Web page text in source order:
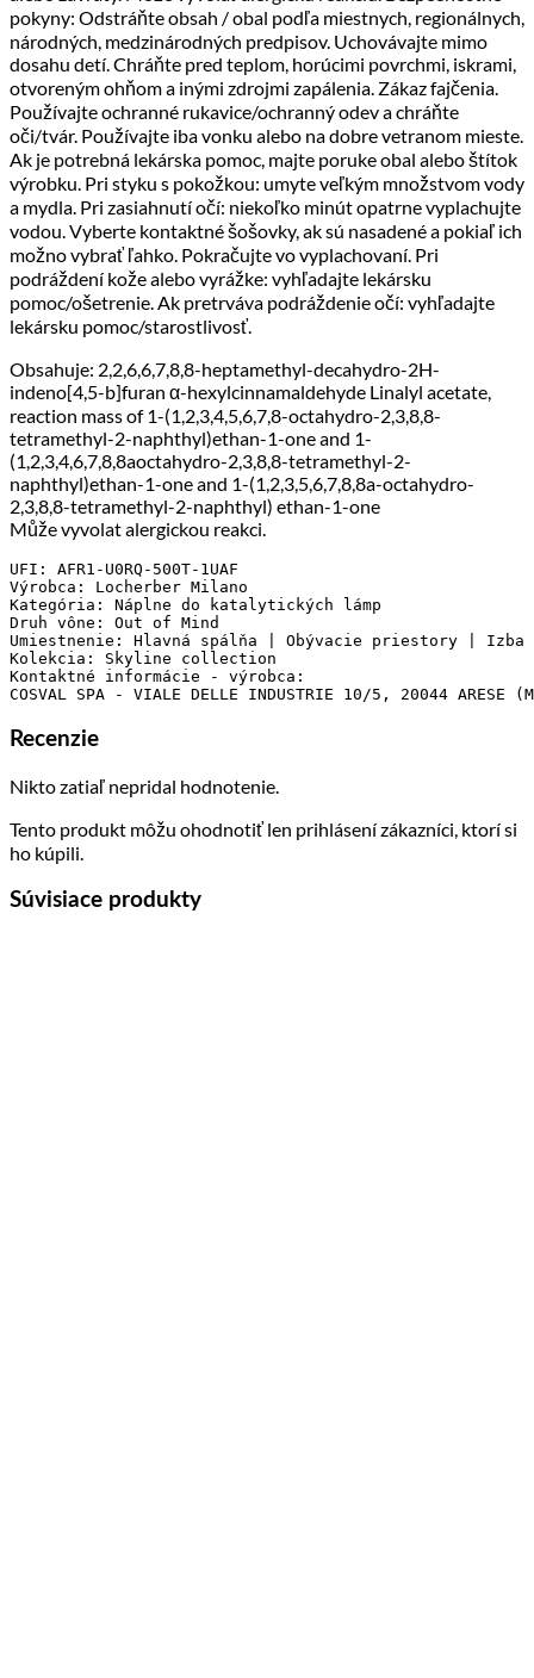
pokyny: Odstráňte obsah / obal podľa miestnych, regionálnych,
národných, medzinárodných predpisov. Uchovávajte mimo
dosahu detí. Chráňte pred teplom, horúcimi povrchmi, iskrami,
otvoreným ohňom a inými zdrojmi zapálenia. Zákaz fajčenia.
Používajte ochranné rukavice/ochranný odev a chráňte
oči/tvár. Používajte iba vonku alebo na dobre vetranom mieste.
Ak je potrebná lekárska pomoc, majte poruke obal alebo štítok
výrobku. Pri styku s pokožkou: umyte veľkým množstvom vody
a mydla. Pri zasiahnutí očí: niekoľko minút opatrne vyplachujte
vodou. Vyberte kontaktné šošovky, ak sú nasadené a pokiaľ ich
možno vybrať ľahko. Pokračujte vo vyplachovaní. Pri
podráždení kože alebo vyrážke: vyhľadajte lekársku
pomoc/ošetrenie. Ak pretrváva podráždenie očí: vyhľadajte
lekársku pomoc/starostlivosť.
Obsahuje: 2,2,6,6,7,8,8-heptamethyl-decahydro-2H-
indeno[4,5-b]furan α-hexylcinnamaldehyde Linalyl acetate,
reaction mass of 1-(1,2,3,4,5,6,7,8-octahydro-2,3,8,8-
tetramethyl-2-naphthyl)ethan-1-one and 1-
(1,2,3,4,6,7,8,8aoctahydro-2,3,8,8-tetramethyl-2-
naphthyl)ethan-1-one and 1-(1,2,3,5,6,7,8,8a-octahydro-
2,3,8,8-tetramethyl-2-naphthyl) ethan-1-one
Může vyvolat alergickou reakci.
UFI: AFR1-U0RQ-500T-1UAF
Výrobca: Locherber Milano
Kategória: Náplne do katalytických lámp
Druh vône: Out of Mind
Umiestnenie: Hlavná spálňa | Obývacie priestory |
Kolekcia: Skyline collection
Kontaktné informácie - výrobca:
COSVAL SPA - VIALE DELLE INDUSTRIE 10/5, 20044
Recenzie
Nikto zatiaľ nepridal hodnotenie.
Tento produkt môžu ohodnotiť len prihlásení zákazníci, ktorí si
ho kúpili.
Súvisiace produkty